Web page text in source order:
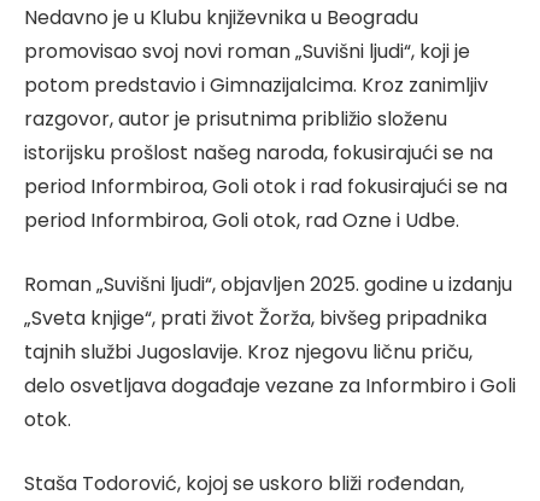
Nedavno je u Klubu književnika u Beogradu
promovisao svoj novi roman „Suvišni ljudi“, koji je
potom predstavio i Gimnazijalcima. Kroz zanimljiv
razgovor, autor je prisutnima približio složenu
istorijsku prošlost našeg naroda, fokusirajući se na
period Informbiroa, Goli otok i rad fokusirajući se na
period Informbiroa, Goli otok, rad Ozne i Udbe.
Roman „Suvišni ljudi“, objavljen 2025. godine u izdanju
„Sveta knjige“, prati život Žorža, bivšeg pripadnika
tajnih službi Jugoslavije. Kroz njegovu ličnu priču,
delo osvetljava događaje vezane za Informbiro i Goli
otok.
Staša Todorović, kojoj se uskoro bliži rođendan,